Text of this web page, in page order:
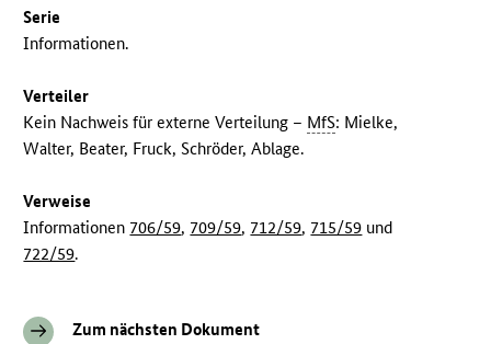
Serie
Informationen.
Verteiler
Kein Nachweis für externe Verteilung – MfS: Mielke,
Walter, Beater, Fruck, Schröder, Ablage.
Verweise
Informationen 706/59, 709/59, 712/59, 715/59 und
722/59.
Zum nächsten Dokument